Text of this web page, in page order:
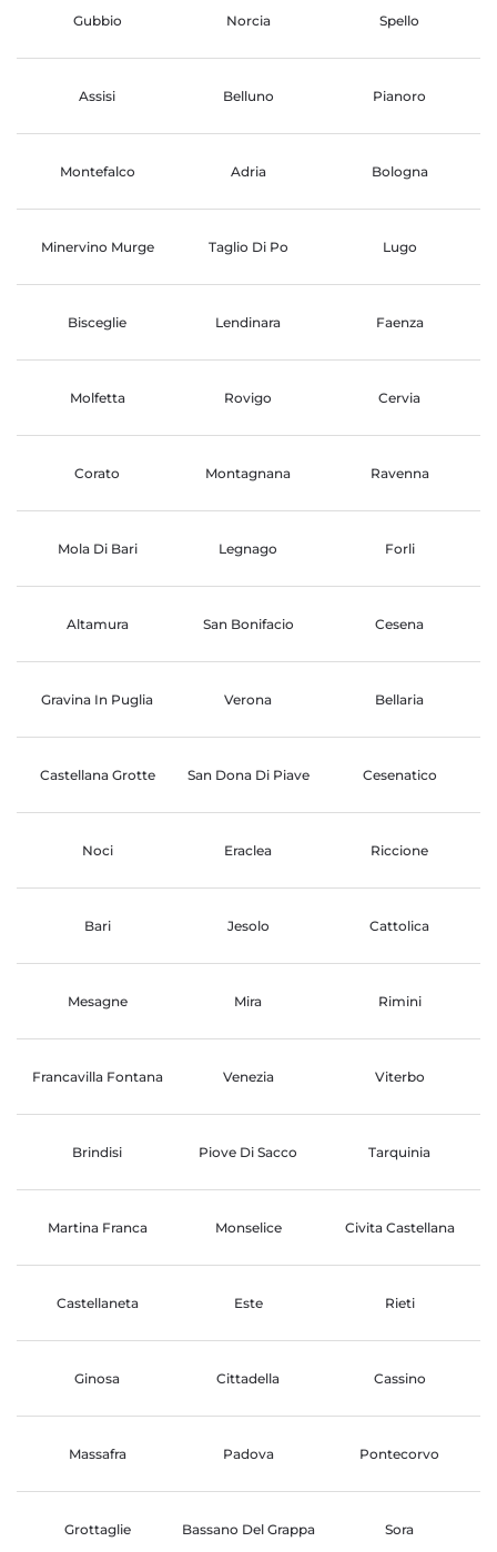
Gubbio Norcia Spello
Assisi Belluno Pianoro
Montefalco Adria Bologna
Minervino Murge Taglio Di Po Lugo
Bisceglie Lendinara Faenza
Molfetta Rovigo Cervia
Corato Montagnana Ravenna
Mola Di Bari Legnago Forli
Altamura San Bonifacio Cesena
Gravina In Puglia Verona Bellaria
Castellana Grotte San Dona Di Piave Cesenatico
Noci Eraclea Riccione
Bari Jesolo Cattolica
Mesagne Mira Rimini
Francavilla Fontana Venezia Viterbo
Brindisi Piove Di Sacco Tarquinia
Martina Franca Monselice Civita Castellana
Castellaneta Este Rieti
Ginosa Cittadella Cassino
Massafra Padova Pontecorvo
Grottaglie Bassano Del Grappa Sora